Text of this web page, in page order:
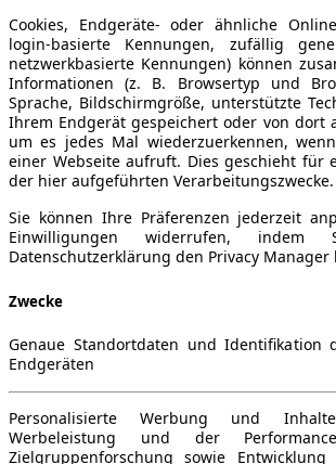
Cookies, Endgeräte- oder ähnliche
login-basierte Kennungen, zufällig
netzwerkbasierte Kennungen) können
Informationen (z. B. Browsertyp und
Sprache, Bildschirmgröße, unterstützte
Ihrem Endgerät gespeichert oder von dort
um es jedes Mal wiederzuerkennen,
einer Webseite aufruft. Dies geschieht für
der hier aufgeführten Verarbeitungszwecke.
Sie können Ihre Präferenzen jederzeit
Einwilligungen widerrufen,
Datenschutzerklärung den Privacy Manager
Zwecke
Genaue Standortdaten und Identifikation
Endgeräten
Personalisierte Werbung und
Werbeleistung und der
Zielgruppenforschung sowie Entwicklung